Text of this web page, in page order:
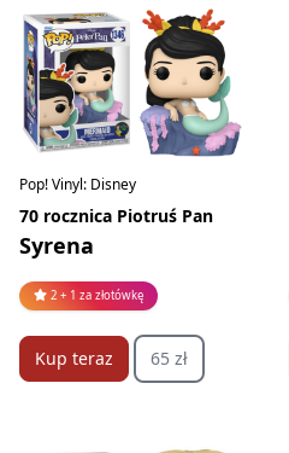
Pop! Vinyl: Disney
70 rocznica Piotruś Pan
Syrena
2 + 1 za złotówkę
Kup teraz 65 zł